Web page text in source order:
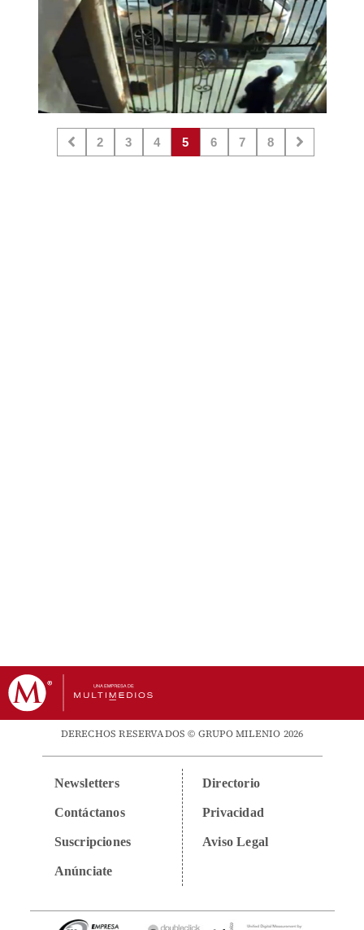
2 3 4 5 6 7 8
DERECHOS RESERVADOS © GRUPO MILENIO 2026
Newsletters
Contáctanos
Suscripciones
Anúnciate
Directorio
Privacidad
Aviso Legal